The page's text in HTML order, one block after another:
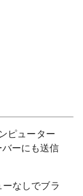
ピューター
ーにも送信
なしでブラ